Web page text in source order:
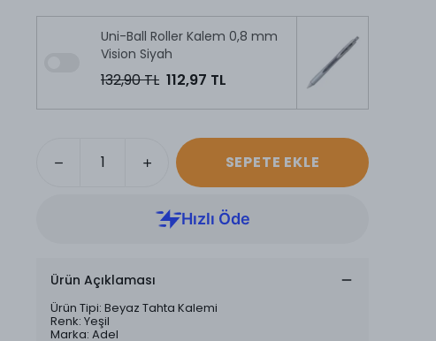
Uni-Ball Roller Kalem 0,8 mm
Vision Siyah
132,90 TL 112,97 TL
SEPETE EKLE
Ürün Açıklaması
Ürün Tipi: Beyaz Tahta Kalemi
Renk: Yeşil
Marka: Adel